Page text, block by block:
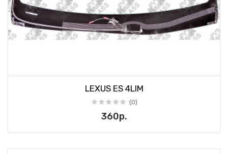
LEXUS ES 4LIM
(0)
360р.